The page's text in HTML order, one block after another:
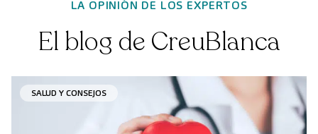
LA OPINIÓN DE LOS EXPERTOS
El blog de CreuBlanca
SALUD Y CONSEJOS